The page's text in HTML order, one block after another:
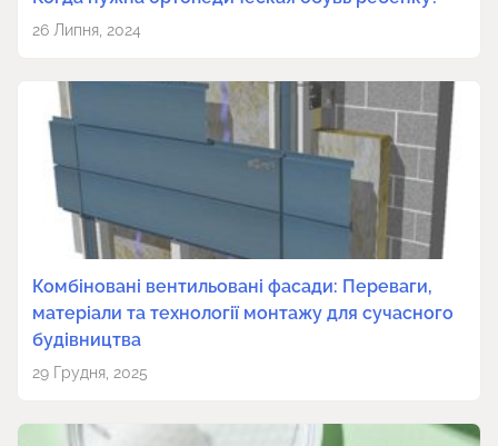
26 Липня, 2024
Комбіновані вентильовані фасади: Переваги,
матеріали та технології монтажу для сучасного
будівництва
29 Грудня, 2025